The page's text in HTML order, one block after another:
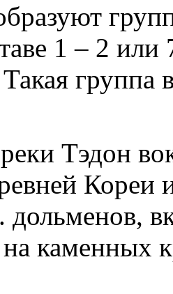
1 – 2
группа
Тэдон
Кореи
дольменов,
каменных